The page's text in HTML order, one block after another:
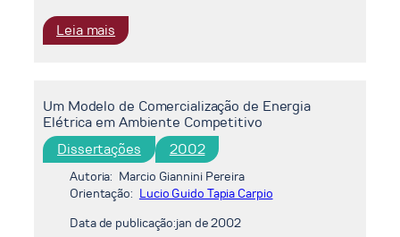
Leia mais
A
na
etapa
de
perfuração
de
poços
marítimos
Um Modelo de Comercialização de Energia
Elétrica em Ambiente Competitivo
Dissertações 2002
Autoria: Marcio Giannini Pereira
Orientação: Lucio Guido Tapia Carpio
Data de publicação:jan de 2002